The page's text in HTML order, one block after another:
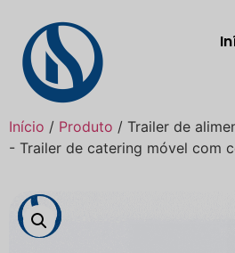
Início / Produto / Trailer de
- Trailer de catering móvel com